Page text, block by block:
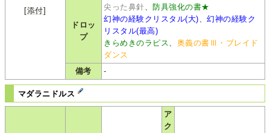
[添付]
ドロッ
プ
尖った鼻針、 防具強化の書★
幻神の経験クリスタル(大)、幻神の経験ク
リスタル(最高)
きらめきのラピス、 奥義の書Ⅲ・ブレイド
ダンス
備考
-
マダラニドルス
ア
ク